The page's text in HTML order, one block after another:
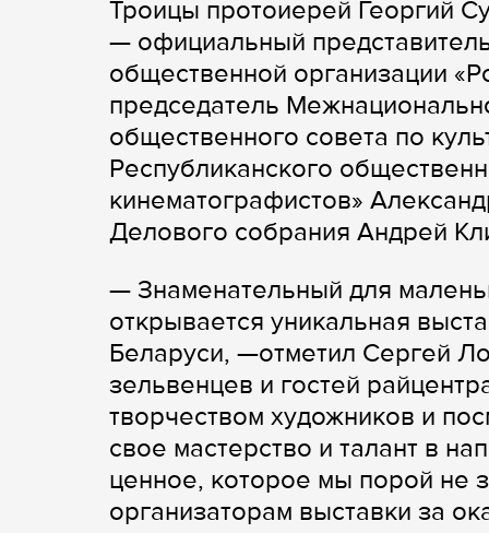
Троицы протоиерей Георгий
— официальный
общественной организации
председатель
общественного совета по
Республиканского
кинематографистов»
Делового собрания Андрей
— Знаменательный для
открывается уникальная
Беларуси, —отметил Сергей
зельвенцев и гостей
творчеством художников и
свое мастерство и талант в
ценное, которое мы порой не
организаторам выставки за